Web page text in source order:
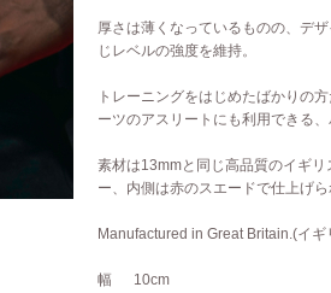
厚さは薄くなっているものの、デ
じレベルの強度を維持。
トレーニングをはじめたばかりの
ーツのアスリートにも利用できる
素材は13mmと同じ高品質のイギ
ー、内側は赤のスエードで仕上げ
Manufactured in Great Britain.(イギ
幅 10cm